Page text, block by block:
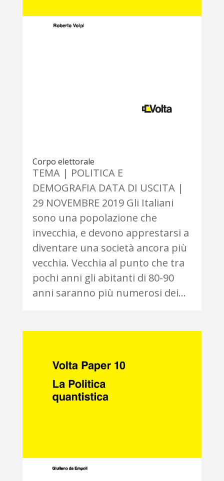
Corpo elettorale
TEMA | POLITICA E
DEMOGRAFIA DATA DI USCITA |
29 NOVEMBRE 2019 Gli Italiani
sono una popolazione che
invecchia, e devono apprestarsi a
diventare una società ancora più
vecchia. Vecchia al punto che tra
pochi anni gli abitanti di 80-90
anni saranno più numerosi dei...